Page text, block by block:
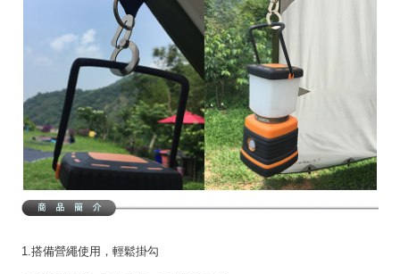
1.搭備營繩使用，輕鬆掛勾